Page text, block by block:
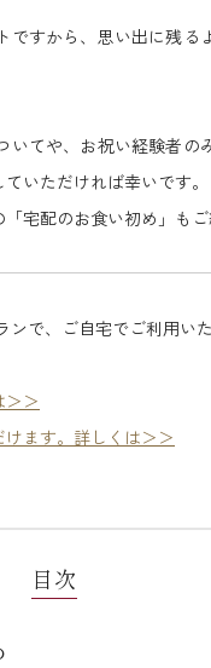
すから、思い出に残る
てや、お祝い経験者の
いただければ幸いです。
宅配のお食い初め」もご
で、ご自宅でご利用いた
＞
ます。詳しくは＞＞
目次